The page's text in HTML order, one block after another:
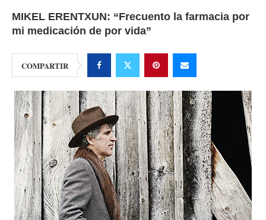
MIKEL ERENTXUN: “Frecuento la farmacia por
mi medicación de por vida”
COMPARTIR